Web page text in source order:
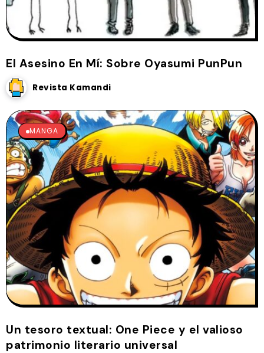
El Asesino En Mí: Sobre Oyasumi PunPun
Revista Kamandi
MANGA
Un tesoro textual: One Piece y el valioso
patrimonio literario universal